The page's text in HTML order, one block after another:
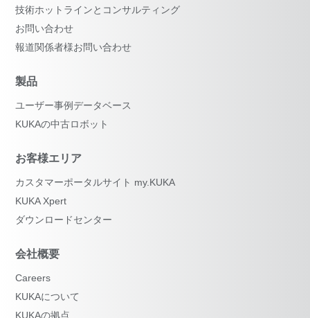
技術ホットラインとコンサルティング
お問い合わせ
報道関係者様お問い合わせ
製品
ユーザー事例データベース
KUKAの中古ロボット
お客様エリア
カスタマーポータルサイト my.KUKA
KUKA Xpert
ダウンロードセンター
会社概要
Careers
KUKAについて
KUKAの拠点